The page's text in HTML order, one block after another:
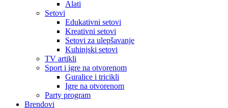
Alati
Setovi
Edukativni setovi
Kreativni setovi
Setovi za ulepšavanje
Kuhinjski setovi
TV artikli
Sport i igre na otvorenom
Guralice i tricikli
Igre na otvorenom
Party program
Brendovi